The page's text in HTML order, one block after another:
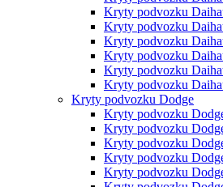
Kryty podvozku
Kryty podvozku
Kryty podvozku
Kryty podvozku
Kryty podvozku
Kryty podvozku
Kryty podvozku Dodge
Kryty podvozku
Kryty podvozku
Kryty podvozku
Kryty podvozku
Kryty podvozku